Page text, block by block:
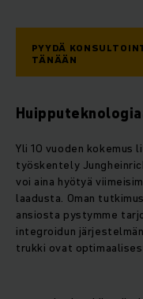
PYYDÄ
TÄNÄÄN
Yli 10 vuoden kokemus
työskentely
voi aina hyötyä
laadusta. Oman
ansiosta pystymme
integroidun
trukki ovat